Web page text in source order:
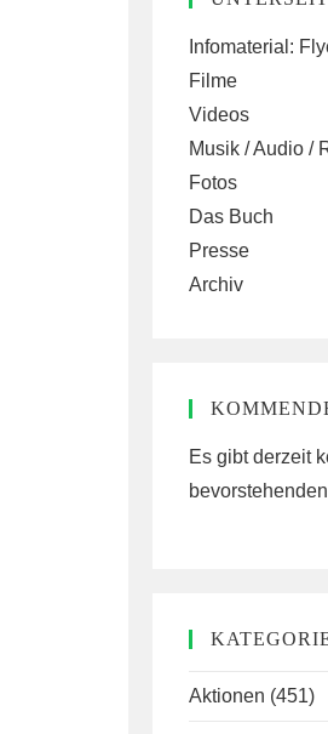
Infomaterial:
Filme
Videos
Musik / Audio /
Fotos
Das Buch
Presse
Archiv
Es gibt derzeit
Aktionen (451)